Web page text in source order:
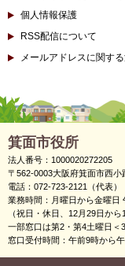
個人情報保護
RSS配信について
メールアドレスに関す
箕面市役所
法人番号：1000020272205
〒562-0003大阪府箕面市西
電話：072-723-2121（代表）
業務時間：月曜日から金曜日
（祝日・休日、12月29日から
一部窓口は第2・第4土曜日＜
窓口受付時間：午前9時から